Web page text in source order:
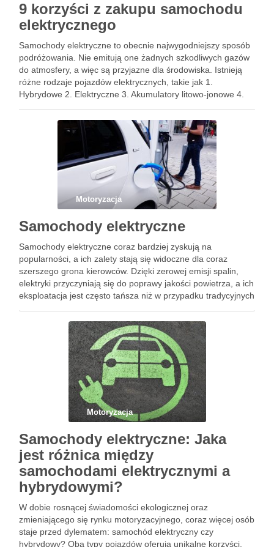
9 korzyści z zakupu samochodu
elektrycznego
Samochody elektryczne to obecnie najwygodniejszy sposób
podróżowania. Nie emitują one żadnych szkodliwych gazów
do atmosfery, a więc są przyjazne dla środowiska. Istnieją
różne rodzaje pojazdów elektrycznych, takie jak 1.
Hybrydowe 2. Elektryczne 3. Akumulatory litowo-jonowe 4.
Wszystkie te samochody są przyjazne dla środowiska, …
Motoryzacja
Samochody elektryczne
Samochody elektryczne coraz bardziej zyskują na
popularności, a ich zalety stają się widoczne dla coraz
szerszego grona kierowców. Dzięki zerowej emisji spalin,
elektryki przyczyniają się do poprawy jakości powietrza, a ich
eksploatacja jest często tańsza niż w przypadku tradycyjnych
brakuje również wyzwań związanych …
Motoryzacja
Samochody elektryczne: Jaka
jest różnica między
samochodami elektrycznymi a
hybrydowymi?
W dobie rosnącej świadomości ekologicznej oraz
zmieniającego się rynku motoryzacyjnego, coraz więcej osób
staje przed dylematem: samochód elektryczny czy
hybrydowy? Oba typy pojazdów oferują unikalne korzyści,